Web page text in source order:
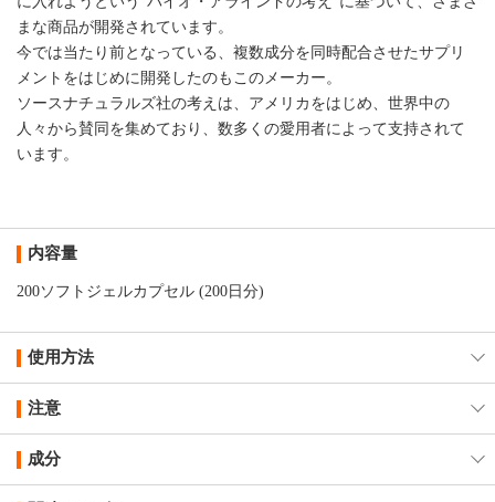
まな商品が開発されています。
今では当たり前となっている、複数成分を同時配合させたサプリ
メントをはじめに開発したのもこのメーカー。
ソースナチュラルズ社の考えは、アメリカをはじめ、世界中の
人々から賛同を集めており、数多くの愛用者によって支持されて
います。
内容量
200ソフトジェルカプセル (200日分)
使用方法
注意
成分